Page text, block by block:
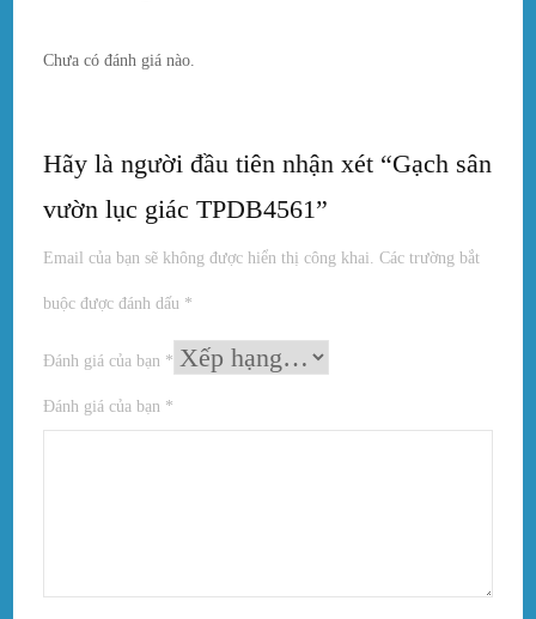
Chưa có đánh giá nào.
Hãy là người đầu tiên nhận xét “Gạch sân
vườn lục giác TPDB4561”
Email của bạn sẽ không được hiển thị công khai. Các trường bắt
buộc được đánh dấu *
Đánh giá của bạn *
Đánh giá của bạn *